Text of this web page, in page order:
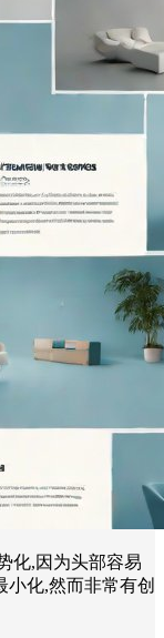
化,因为头部容易
化,然而非常有创